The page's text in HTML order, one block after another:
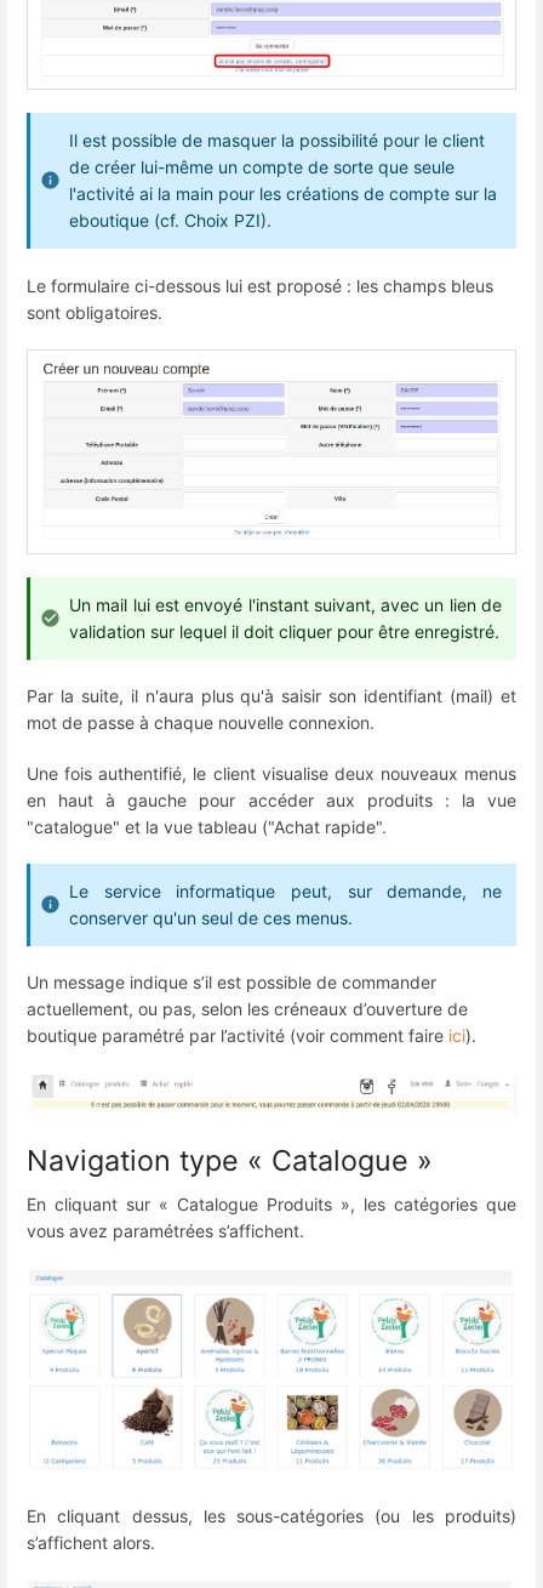
Il est possible de masquer la possibilité pour le client
de créer lui-même un compte de sorte que seule
l'activité ai la main pour les créations de compte sur la
eboutique (cf. Choix PZI).
Le formulaire ci-dessous lui est proposé : les champs bleus
sont obligatoires.
Un mail lui est envoyé l'instant suivant, avec un lien de
validation sur lequel il doit cliquer pour être enregistré.
Par la suite, il n'aura plus qu'à saisir son identifiant (mail) et
mot de passe à chaque nouvelle connexion.
Une fois authentifié, le client visualise deux nouveaux menus
en haut à gauche pour accéder aux produits : la vue
"catalogue" et la vue tableau ("Achat rapide".
Le service informatique peut, sur demande, ne
conserver qu'un seul de ces menus.
Un message indique s’il est possible de commander
actuellement, ou pas, selon les créneaux d’ouverture de
boutique paramétré par l’activité (voir comment faire ici).
Navigation type « Catalogue »
En cliquant sur « Catalogue Produits », les catégories que
vous avez paramétrées s’affichent.
En cliquant dessus, les sous-catégories (ou les produits)
s’affichent alors.